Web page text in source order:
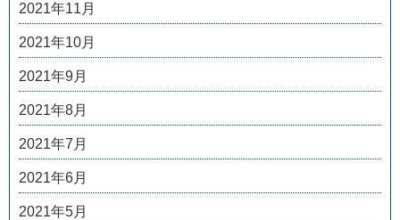
2021年11月
2021年10月
2021年9月
2021年8月
2021年7月
2021年6月
2021年5月